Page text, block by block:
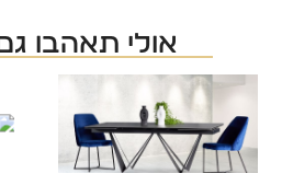
אולי תאהבו